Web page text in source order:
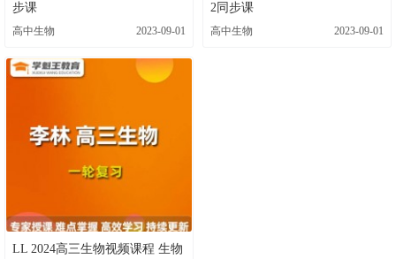
步课
高中生物 2023-09-01
2同步课
高中生物 2023-09-01
LL 2024高三生物视频课程 生物